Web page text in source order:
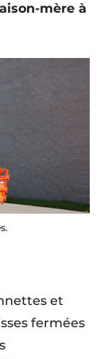
mère à
et
fermées